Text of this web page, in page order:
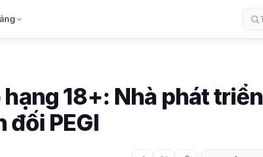
18+: Nhà phát triển
đối PEGI